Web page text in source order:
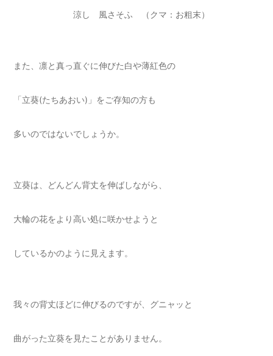
涼し 風さそふ （クマ：お粗末）
また、凛と真っ直ぐに伸びた白や薄紅色の
「立葵(たちあおい)」をご存知の方も
多いのではないでしょうか。
立葵は、どんどん背丈を伸ばしながら、
大輪の花をより高い処に咲かせようと
しているかのように見えます。
我々の背丈ほどに伸びるのですが、グニャッと
曲がった立葵を見たことがありません。